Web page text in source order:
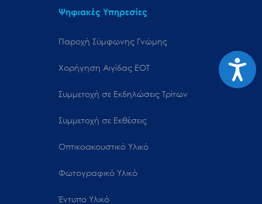
Ψηφιακές Υπηρεσίες
Παροχή Σύμφωνης Γνώμης
Χορήγηση Αιγίδας ΕΟΤ
Συμμετοχή σε Εκδηλώσεις Τρίτων
Συμμετοχή σε Εκθέσεις
Οπτικοακουστικό Υλικό
Φωτογραφικό Υλικό
Έντυπο Υλικό